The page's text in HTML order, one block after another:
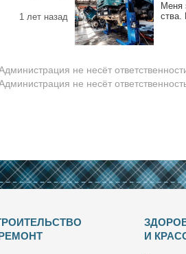
1 лет назад
Ме­ня
ства.
не несёт
не несёт
И